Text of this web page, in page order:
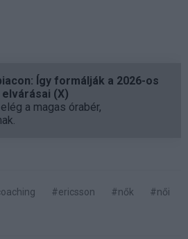
Így formálják a 2026-os
(X)
a magas órabér,
#ericsson #nők
#női